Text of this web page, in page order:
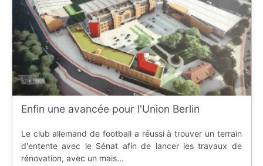
Enfin une avancée pour l'Union Berlin
Le club allemand de football a réussi à trouver un terrain
d'entente avec le Sénat afin de lancer les travaux de
rénovation, avec un mais...